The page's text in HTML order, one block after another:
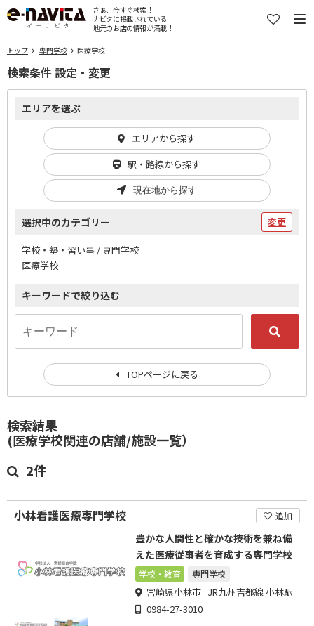
さぁ、今すぐ検索！
ナビタに掲載されている
地元のお店の情報が満載！
トップ 専門学校 医療学校
検索結果
(医療学校関連の店舗/施設一覧）
2件
小林看護医療専門学校 追加
豊かな人間性と確かな技術を兼ね備
えた医療従事者を育成する専門学校
学校・教育 専門学校
宮崎県小林市 JR九州吉都線 小林駅
0984-27-3010
検索条件 設定・変更
エリアを選ぶ
エリアから探す
駅・路線から探す
現在地から探す
選択中のカテゴリー 変更
学校・塾・習い事 / 専門学校
医療学校
キーワードで絞り込む
TOPページに戻る